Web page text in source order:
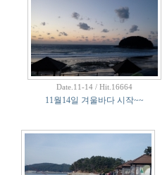
Date.11-14 / Hit.16664
11월14일 겨울바다 시작~~